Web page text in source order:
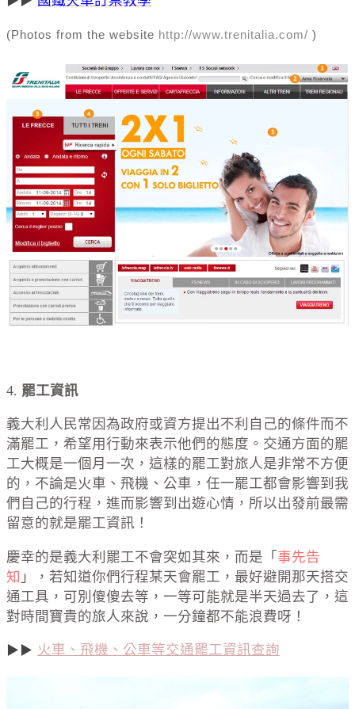
(Photos from the website http://www.trenitalia.com/ )
4. 罷工資訊
義大利人民常因為政府或資方提出不利自己的條件而不
滿罷工，希望用行動來表示他們的態度。交通方面的罷
工大概是一個月一次，這樣的罷工對旅人是非常不方便
的，不論是火車、飛機、公車，任一罷工都會影響到我
們自己的行程，進而影響到出遊心情，所以出發前最需
留意的就是罷工資訊！
慶幸的是義大利罷工不會突如其來，而是「事先告
知 」，若知道你們行程某天會罷工，最好避開那天搭交
通工具，可別傻傻去等，一等可能就是半天過去了，這
對時間寶貴的旅人來說，一分鐘都不能浪費呀！
▶ ▶ 火車、飛機、公車等交通罷工資訊查詢